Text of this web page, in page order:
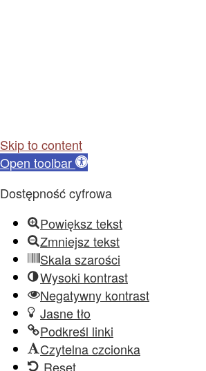
Skip to content
Open toolbar
Dostępność cyfrowa
Powiększ tekst
Zmniejsz tekst
Skala szarości
Wysoki kontrast
Negatywny kontrast
Jasne tło
Podkreśl linki
Czytelna czcionka
Reset